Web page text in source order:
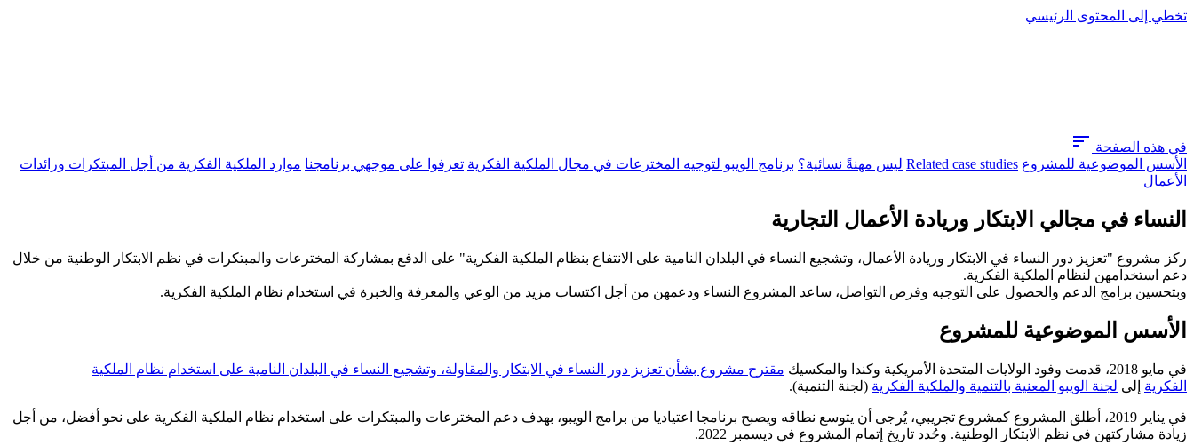
تخطي إلى المحتوى الرئيسي
في هذه الصفحة sort
الأسس الموضوعية للمشروع Related case studies ليس مهنةً نسائية؟ برنامج الويبو لتوجيه المخترعات في مجال الملكية الفكرية تعرفوا على موجهي برنامجنا موارد الملكية الفكرية من أجل المبتكرات ورائدات
الأعمال
النساء في مجالي الابتكار وريادة الأعمال التجارية
ركز مشروع "تعزيز دور النساء في الابتكار وريادة الأعمال، وتشجيع النساء في البلدان النامية على الانتفاع بنظام الملكية الفكرية" على الدفع بمشاركة المخترعات والمبتكرات في نظم الابتكار الوطنية من خلال
دعم استخدامهن لنظام الملكية الفكرية.
وبتحسين برامج الدعم والحصول على التوجيه وفرص التواصل، ساعد المشروع النساء ودعمهن من أجل اكتساب مزيد من الوعي والمعرفة والخبرة في استخدام نظام الملكية الفكرية.
الأسس الموضوعية للمشروع
في مايو 2018، قدمت وفود الولايات المتحدة الأمريكية وكندا والمكسيك
مقترح مشروع بشأن تعزيز دور النساء في الابتكار والمقاولة، وتشجيع النساء في البلدان النامية على استخدام نظام الملكية
الفكرية إلى لجنة الويبو المعنية بالتنمية والملكية الفكرية (لجنة التنمية).
في يناير 2019، أطلق المشروع كمشروع تجريبي، يُرجى أن يتوسع نطاقه ويصبح برنامجا اعتياديا من برامج الويبو، بهدف دعم المخترعات والمبتكرات على استخدام نظام الملكية الفكرية على نحو أفضل، من أجل
زيادة مشاركتهن في نظم الابتكار الوطنية. وحُدد تاريخ إتمام المشروع في ديسمبر 2022.